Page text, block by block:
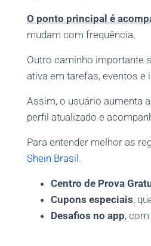
O ponto principal é
mudam com frequência.
Outro caminho importante
ativa em tarefas, eventos e
Assim, o usuário aumenta
perfil atualizado e
Para entender melhor as
Shein Brasil .
Centro de Prova
Cupons especiais,
Desafios no app,